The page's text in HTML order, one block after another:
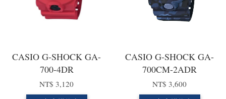
CASIO G-SHOCK GA-
700-4DR
NT$ 3,120
CASIO G-SHOCK GA-
700CM-2ADR
NT$ 3,600